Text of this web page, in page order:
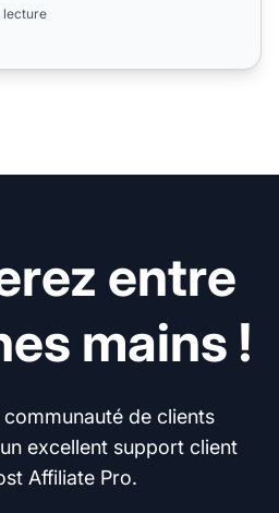
lecture
entre
mains !
de clients
excellent support client
Affiliate Pro.